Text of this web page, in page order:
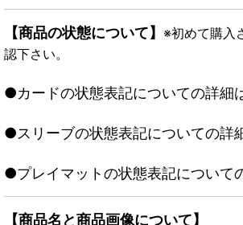
【商品の状態について】 ※初めて購入
認下さい。
●カードの状態表記についての詳細
●スリーブの状態表記についての詳
●プレイマットの状態表記について
【商品名と商品画像について】